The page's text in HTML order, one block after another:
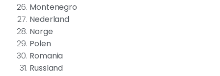
Montenegro
Nederland
Norge
Polen
Romania
Russland